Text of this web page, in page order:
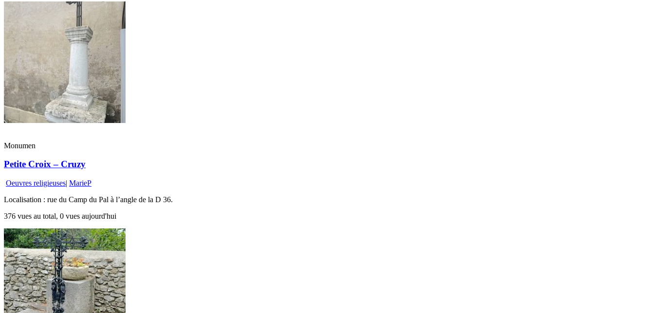
Monumen
Petite Croix – Cruzy
Oeuvres religieuses| MarieP
Localisation : rue du Camp du Pal à l’angle de la D 36.
376 vues au total, 0 vues aujourd'hui